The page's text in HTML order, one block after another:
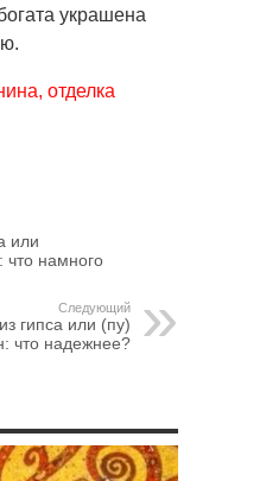
украшена
отделка
или
что намного
Следующий
гипса или (пу)
что надежнее?